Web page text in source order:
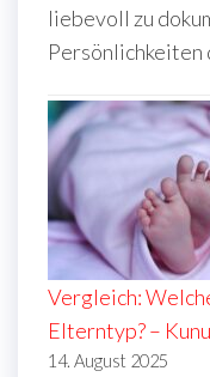
liebevoll zu
Persönlichkeiten
Vergleich:
Elterntyp? –
14. August 2025